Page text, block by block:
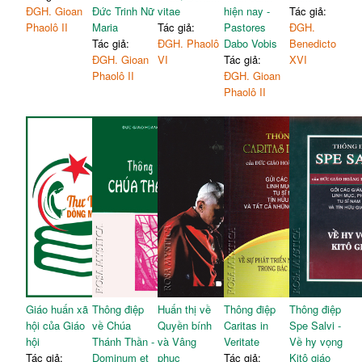
ĐGH. Gioan
Phaolô II
Đức Trinh Nữ
Maria
Tác giả:
ĐGH. Gioan
Phaolô II
vitae
Tác giả:
ĐGH. Phaolô
VI
hiện nay -
Pastores
Dabo Vobis
Tác giả:
ĐGH. Gioan
Phaolô II
Tác giả:
ĐGH.
Benedicto
XVI
Giáo huấn xã
hội của Giáo
hội
Tác giả:
Thông điệp
về Chúa
Thánh Thần -
Dominum et
Huấn thị về
Quyền bính
và Vâng
phục
Thông điệp
Caritas in
Veritate
Tác giả:
Thông điệp
Spe Salvi -
Về hy vọng
Kitô giáo